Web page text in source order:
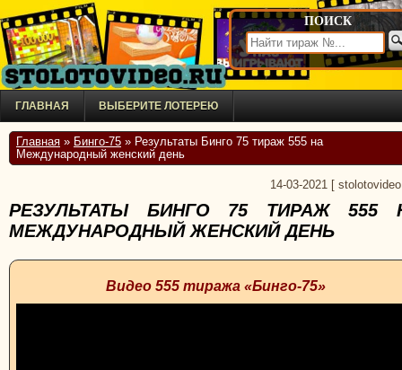
ПОИСК
ГЛАВНАЯ ВЫБЕРИТЕ ЛОТЕРЕЮ
Главная » Бинго-75 » Результаты Бинго 75 тираж 555 на
Международный женский день
14-03-2021
РЕЗУЛЬТАТЫ БИНГО 75 ТИРАЖ 555
МЕЖДУНАРОДНЫЙ ЖЕНСКИЙ ДЕНЬ
Видео 555 тиража «Бинго-75»